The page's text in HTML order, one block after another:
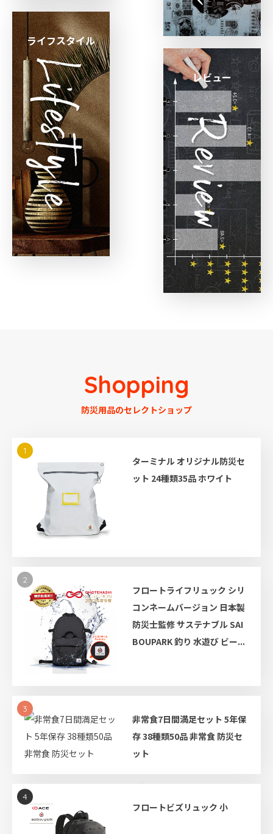
ライフスタイル
レビュー
Shopping
防災用品のセレクトショップ
ターミナル オリジナル防災セ
ット 24種類35品 ホワイト
1
フロートライフリュック シリ
コンネームバージョン 日本製
防災士監修 サステナブル SAI
BOUPARK 釣り 水遊び ビー...
2
非常食7日間満足セット 5年保
存 38種類50品 非常食 防災セ
ット
3
フロートビズリュック 小
4